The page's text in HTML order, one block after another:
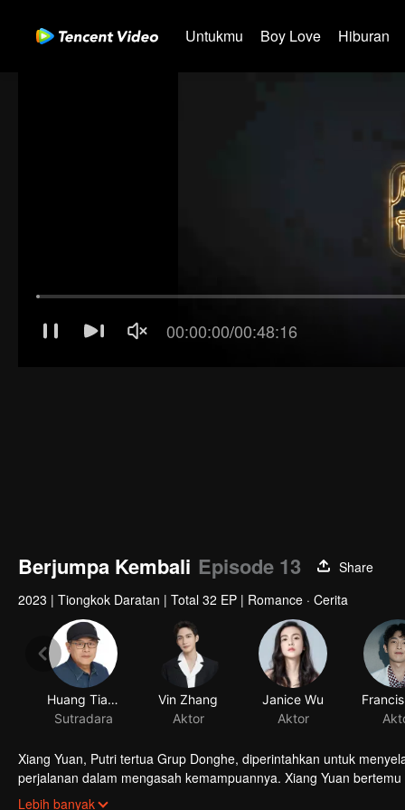
Untukmu Boy Love Hiburan
Berjumpa Kembali Episode 13
Share
2023 | Tiongkok Daratan | Total 32 EP | Romance · Cerita
Xiang Yuan, Putri tertua Grup Donghe, diperintahkan untuk
perjalanan dalam mengasah kemampuannya. Xiang Yuan
terjebak dalam kesulitan, menghadapi ketidakadilan di tempat
Lebih banyak